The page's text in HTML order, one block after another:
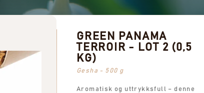
GREEN PANAMA
TERROIR - LOT 2 (0,5
KG)
Gesha - 500 g
Aromatisk og uttrykksfull – denne